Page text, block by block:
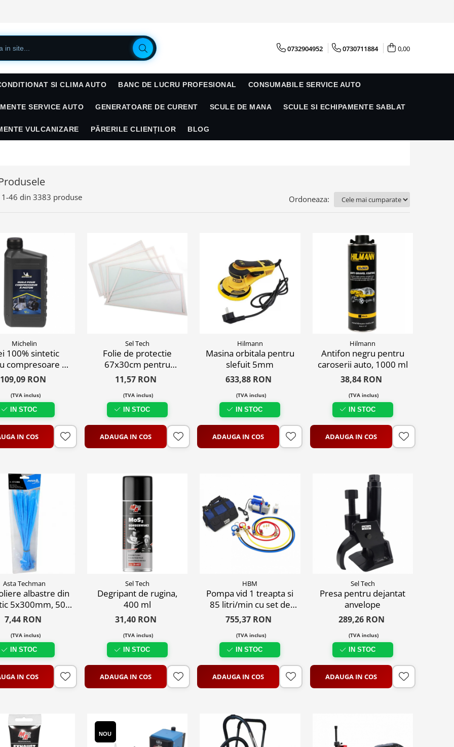
0732904952 0730711884 0,00
SI CLIMA AUTO BANC DE LUCRU PROFESIONAL CONSUMABILE SERVICE AUTO
SERVICE AUTO GENERATOARE DE CURENT SCULE DE MANA SCULE SI ECHIPAMENTE SABLAT
VULCANIZARE PĂRERILE CLIENȚILOR BLOG
1-46 din 3383 produse Ordoneaza:
Michelin
100% sintetic
compresoare cu
piston , 1litru
109,09 RON
(TVA inclus)
IN STOC
IN COS
Sel Tech
Folie de protectie
67x30cm pentru
cabinele de sablat
industriale, cod ST8028
si ST8111
11,57 RON
(TVA inclus)
IN STOC
ADAUGA IN COS
Hilmann
Masina orbitala pentru
slefuit 5mm
633,88 RON
(TVA inclus)
IN STOC
ADAUGA IN COS
Hilmann
Antifon negru pentru
caroserii auto, 1000 ml
38,84 RON
(TVA inclus)
IN STOC
ADAUGA IN COS
Asta Techman
albastre din
5x300mm, 50
buc
7,44 RON
(TVA inclus)
IN STOC
IN COS
Sel Tech
Degripant de rugina,
400 ml
31,40 RON
(TVA inclus)
IN STOC
ADAUGA IN COS
HBM
Pompa vid 1 treapta si
85 litri/min cu set de
furtune si manometre
755,37 RON
(TVA inclus)
IN STOC
ADAUGA IN COS
Sel Tech
Presa pentru dejantat
anvelope
289,26 RON
(TVA inclus)
IN STOC
ADAUGA IN COS
NOU